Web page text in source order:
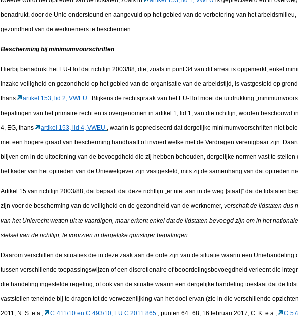
benadrukt, door de Unie ondersteund en aangevuld op het gebied van de verbetering van het
gezondheid van de werknemers te beschermen.
Bescherming bij minimumvoorschriften
Hierbij benadrukt het EU-Hof dat richtlijn 2003/88, die, zoals in punt 34 van dit arrest is opgemerkt, enkel
inzake veiligheid en gezondheid op het gebied van de organisatie van de arbeidstijd, is vastgesteld op
thans artikel 153, lid 2, VWEU . Blijkens de rechtspraak van het EU-Hof moet de uitdrukking
bepalingen van het primaire recht en is overgenomen in artikel 1, lid 1, van die richtlijn, worden beschouwd
4, EG, thans artikel 153, lid 4, VWEU , waarin is gepreciseerd dat dergelijke minimumvoorschriften niet
met een hogere graad van bescherming handhaaft of invoert welke met de Verdragen verenigbaar zijn.
blijven om in de uitoefening van de bevoegdheid die zij hebben behouden, dergelijke normen vast te
het kader van het optreden van de Uniewetgever zijn vastgesteld, mits zij de samenhang van dat optreden
Artikel 15 van richtlijn 2003/88, dat bepaalt dat deze richtlijn „er niet aan in de weg [staat]” dat de lidstaten
zijn voor de bescherming van de veiligheid en de gezondheid van de werknemer, verschaft de lidstaten dus
van het Unierecht wetten uit te vaardigen, maar erkent enkel dat de lidstaten bevoegd zijn om in het
stelsel van de richtlijn, te voorzien in dergelijke gunstiger bepalingen.
Daarom verschillen de situaties die in deze zaak aan de orde zijn van de situatie waarin een Uniehandeling
tussen verschillende toepassingswijzen of een discretionaire of beoordelingsbevoegdheid verleent die
die handeling ingestelde regeling, of ook van de situatie waarin een dergelijke handeling toestaat dat de
vaststellen teneinde bij te dragen tot de verwezenlijking van het doel ervan (zie in die verschillende
2011, N. S. e.a., C‑411/10 en C‑493/10, EU:C:2011:865 , punten 64‑68; 16 februari 2017, C. K. e.a., C‑